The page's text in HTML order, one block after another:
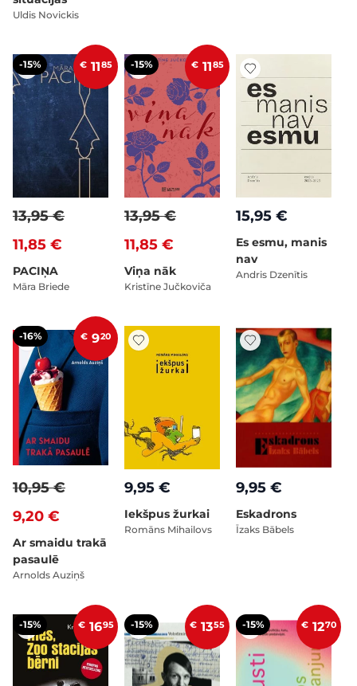
Uldis Novickis
-15% € 1185
11,85 €
13,95 €
PACIŅA
Māra Briede
-15% € 1185
11,85 €
13,95 €
Viņa nāk
Kristīne Jučkoviča
15,95 €
Es esmu, manis
nav
Andris Dzenītis
-16% € 920
9,20 €
10,95 €
Ar smaidu trakā
pasaulē
Arnolds Auziņš
9,95 €
Iekšpus žurkai
Romāns Mihailovs
9,95 €
Eskadrons
Īzaks Bābels
-15% € 1695 -15% € 1355 -15% € 1270